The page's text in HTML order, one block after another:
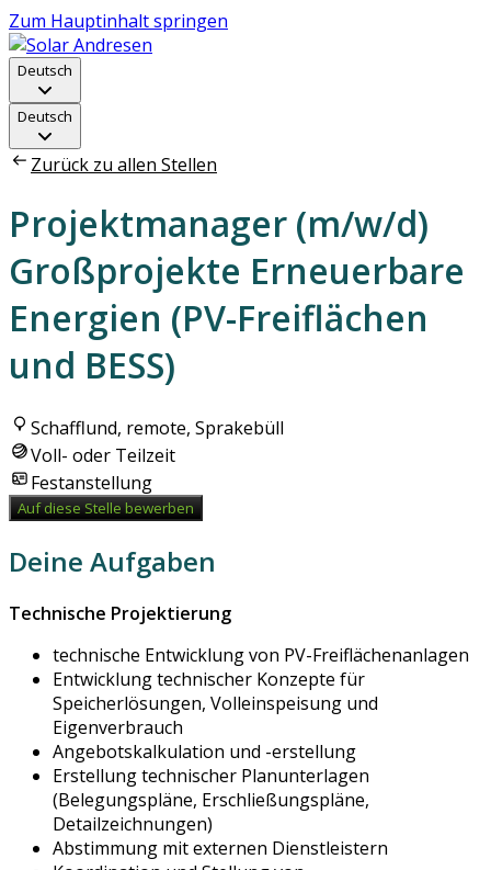
Zum Hauptinhalt springen
Deutsch
Deutsch
Zurück zu allen Stellen
Projektmanager (m/w/d)
Großprojekte Erneuerbare
Energien (PV-Freiflächen
und BESS)
Schafflund, remote, Sprakebüll
Voll- oder Teilzeit
Festanstellung
Auf diese Stelle bewerben
Deine Aufgaben
Technische Projektierung
technische Entwicklung von PV-Freiflächenanlagen
Entwicklung technischer Konzepte für
Speicherlösungen, Volleinspeisung und
Eigenverbrauch
Angebotskalkulation und -erstellung
Erstellung technischer Planunterlagen
(Belegungspläne, Erschließungspläne,
Detailzeichnungen)
Abstimmung mit externen Dienstleistern